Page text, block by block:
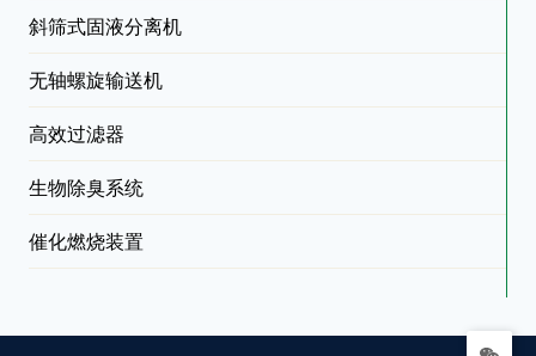
斜筛式固液分离机
无轴螺旋输送机
高效过滤器
生物除臭系统
催化燃烧装置